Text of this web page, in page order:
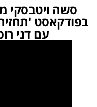
סשה ויטבסקי
בפודקאסט
עם דני